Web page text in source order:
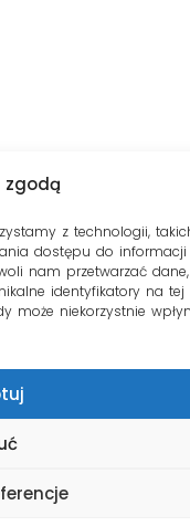
zgodą
z technologii,
dostępu do
nam przetwarzać
identyfikatory na tej
może niekorzystnie